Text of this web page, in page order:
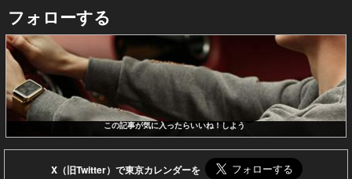
フォローする
この記事が気に入ったらいいね！しよう
X（旧Twitter）で東京カレンダーを